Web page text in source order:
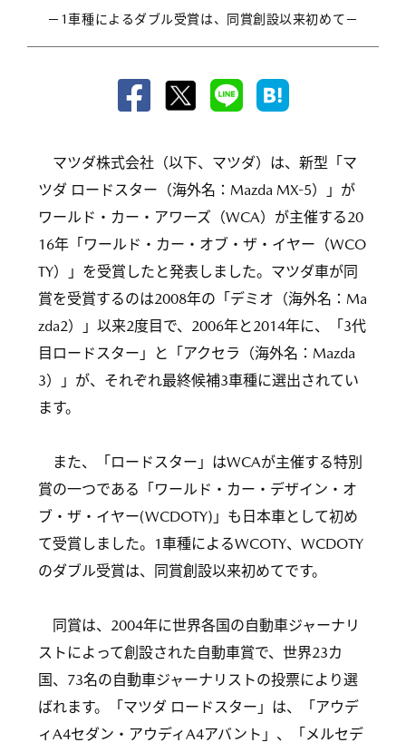
－1車種によるダブル受賞は、同賞創設以来初めて－
マツダ株式会社（以下、マツダ）は、新型「マ
ツダ ロードスター（海外名：Mazda MX-5）」が
ワールド・カー・アワーズ（WCA）が主催する20
16年「ワールド・カー・オブ・ザ・イヤー（WCO
TY）」を受賞したと発表しました。マツダ車が同
賞を受賞するのは2008年の「デミオ（海外名：Ma
zda2）」以来2度目で、2006年と2014年に、「3代
目ロードスター」と「アクセラ（海外名：Mazda
3）」が、それぞれ最終候補3車種に選出されてい
ます。
また、「ロードスター」はWCAが主催する特別
賞の一つである「ワールド・カー・デザイン・オ
ブ・ザ・イヤー(WCDOTY)」も日本車として初め
て受賞しました。1車種によるWCOTY、WCDOTY
のダブル受賞は、同賞創設以来初めてです。
同賞は、2004年に世界各国の自動車ジャーナリ
ストによって創設された自動車賞で、世界23カ
国、73名の自動車ジャーナリストの投票により選
ばれます。「マツダ ロードスター」は、「アウデ
ィA4セダン・アウディA4アバント」、「メルセデ